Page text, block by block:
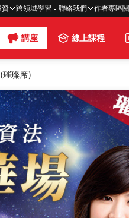
資 跨領域學習 聯絡我們 作者專區
講座 線上課程
璀璨席)